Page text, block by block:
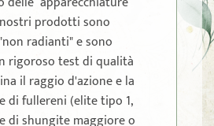
prodotti sono
radianti" e sono
rigoroso test di qualità
il raggio d'azione e la
di fullereni (elite tipo 1,
di shungite maggiore o